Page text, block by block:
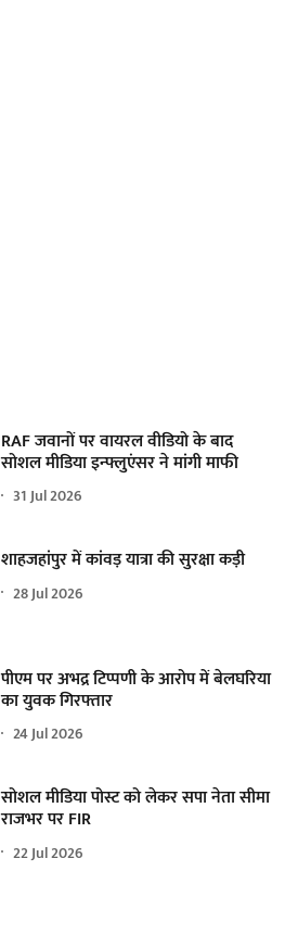
RAF जवानों पर वायरल वीडियो के बाद
सोशल मीडिया इन्फ्लुएंसर ने मांगी माफी
31 Jul 2026
शाहजहांपुर में कांवड़ यात्रा की सुरक्षा कड़ी
28 Jul 2026
पीएम पर अभद्र टिप्पणी के आरोप में बेलघरिया
का युवक गिरफ्तार
24 Jul 2026
सोशल मीडिया पोस्ट को लेकर सपा नेता सीमा
राजभर पर FIR
22 Jul 2026